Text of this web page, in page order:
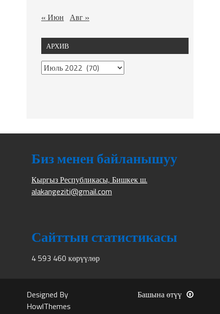
« Июн Авг »
АРХИВ
Биз менен байланышуу
Кыргыз Республикасы, Бишкек ш.
alakangeziti@gmail.com
Сайттын статистикасы
4 593 460 көрүүлөр
Designed By
HowlThemes
Башына өтүү